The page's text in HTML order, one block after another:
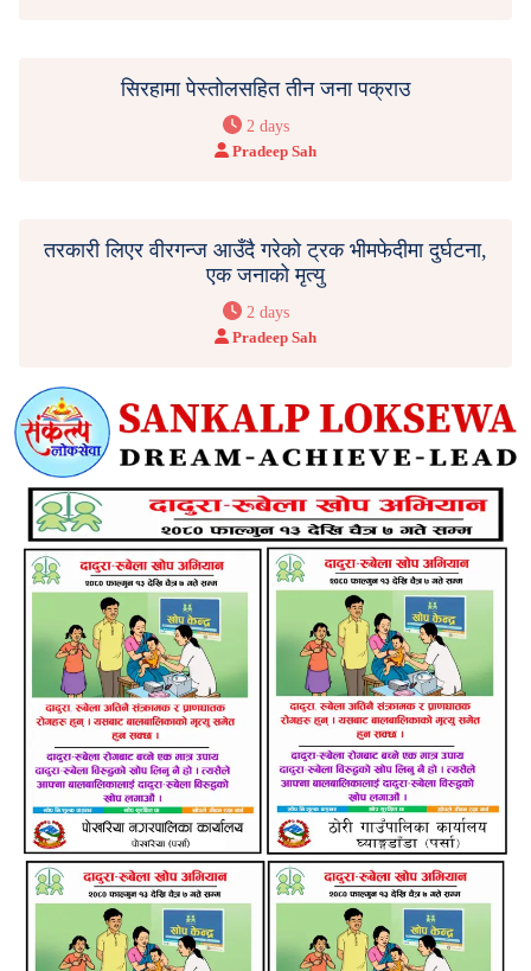
सिरहामा पेस्तोलसहित तीन जना पक्राउ
2 days
Pradeep Sah
तरकारी लिएर वीरगन्ज आउँदै गरेको ट्रक भीमफेदीमा दुर्घटना,
एक जनाको मृत्यु
2 days
Pradeep Sah